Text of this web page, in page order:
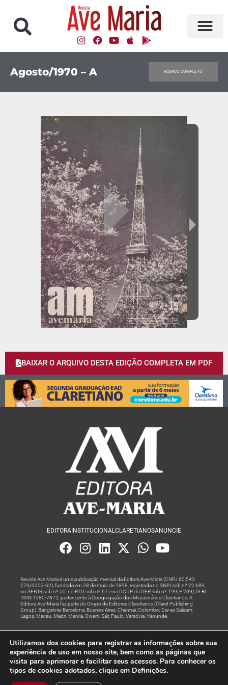
Agosto/1970 – A ACERVO COMPLETO
BAIXAR O ARQUIVO DESTA EDIÇÃO COMPLETA EM PDF
EDITORA INSTITUCIONALCLARETIANOSANUNCIE
Revista Ave Maria é uma publicação mensal da Editora Ave-Maria (CNPJ 60.543.
279/0002-62), fundada em 28 de maio de 1898, registrada no SNPI sob nº 22.689,
no SEPJR sob nº 50, no RTD sob nº 67 e na DCDP do DFP, sob nº 199, P. 209/73 BL
ISSN 1980-7872, pertencente à Congregação dos Missionários Claretianos. A
Editora Ave-Maria faz parte do Grupo de Editores Claretianos (Claret Publishing
Group). Bangalore; Barcelona; Buenos Aires; Chennai; Colombo; Dar es Salaam;
Lagos; Macau; Madri; Manila; Owerri; São Paulo; Varsóvia; Yaoundé.
Rede
© Todos os Direitos Reservados
Utilizamos dos cookies para registrar as informações sobre sua
experiência de uso em nosso site, bem como as páginas que
visita para aprimorar e facilitar seus acessos. Para conhecer os
tipos de cookies adotados, clique em Definições.